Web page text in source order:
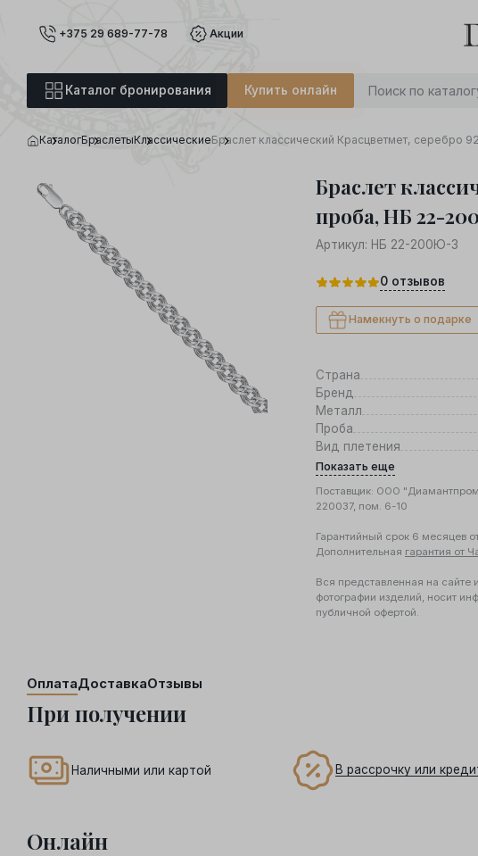
+375 29 689-77-78 Акции
Каталог бронирования Купить онлайн
КаталогБраслетыКлассическиеБраслет классический Красцветмет, серебро
Браслет
проба, НБ 22-
Артикул: НБ 22-200Ю-3
0 отзывов
Намекнуть о подарке
Страна
Бренд
Металл
Проба
Вид плетения
Показать еще
Поставщик: ООО
220037, пом. 6-10
Гарантийный срок 6 месяцев
Дополнительная гарантия от
Вся представленная на сайте
фотографии изделий, носит
публичной офертой.
Оплата
При получении
Наличными или картой В рассрочку или
Онлайн
ДоставкаОтзывы